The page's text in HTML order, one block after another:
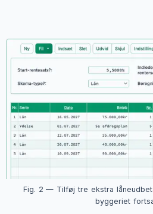
Fig. 2 — Tilføj tre ekstra
byggeriet